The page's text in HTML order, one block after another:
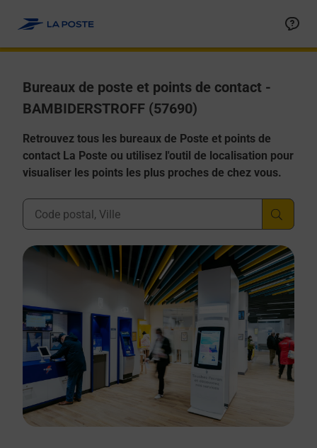
Bureaux de poste et points de contact -
BAMBIDERSTROFF (57690)
Retrouvez tous les bureaux de Poste et points de
contact La Poste ou utilisez l'outil de localisation pour
visualiser les points les plus proches de chez vous.
Ville, Département, Code Postal